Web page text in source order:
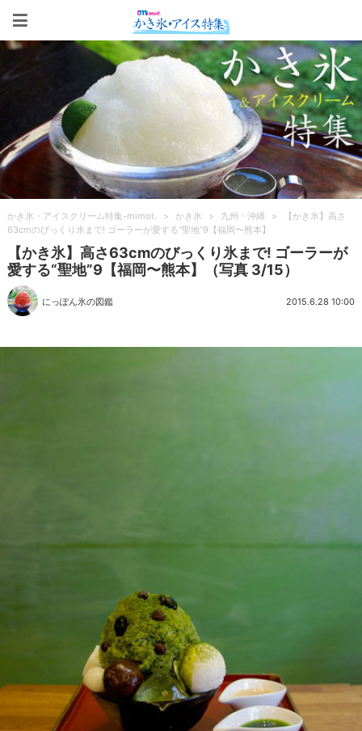
かき氷・アイスクリーム特集-mimot. > かき氷 > 九州・沖縄 >
【かき氷】高さ
63cmのびっくり氷まで! ゴーラーが愛する“聖地”9【福岡〜熊本】
【かき氷】高さ63cmのびっくり氷まで! ゴーラーが
愛する“聖地”9【福岡〜熊本】（写真 3/15）
にっぽん氷の図鑑 2015.6.28 10:00